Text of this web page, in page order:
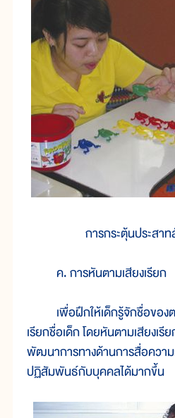
การกระตุ้นประสา
ค. การหันตามเสียงเรียก
เพื่อฝึกให้เด็กรู้จักชื่อของต
เรียกชื่อเด็ก โดยหันตามเสียงเรี
พัฒนาการทางด้านการสื่อความ
ปฏิสัมพันธ์กับบุคคลได้มากขึ้น